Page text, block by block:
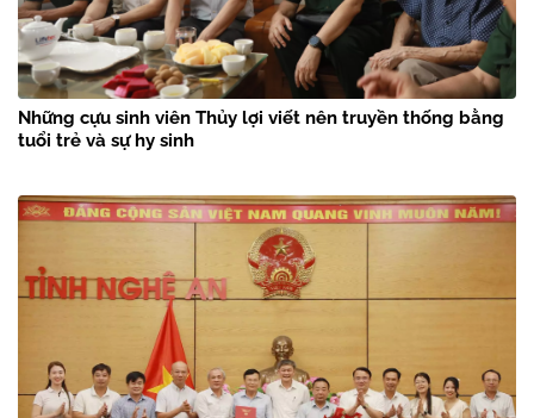
Những cựu sinh viên Thủy lợi viết nên truyền thống bằng
tuổi trẻ và sự hy sinh